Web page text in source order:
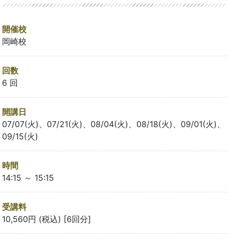
開催校
岡崎校
回数
6 回
開講日
07/07(火)、07/21(火)、08/04(火)、08/18(火)、09/01(火)、
09/15(火)
時間
14:15 ～ 15:15
受講料
10,560円 (税込) [6回分]